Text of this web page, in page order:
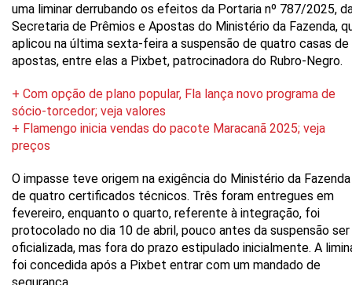
uma liminar derrubando os efeitos da Portaria nº 787/2025,
Secretaria de Prêmios e Apostas do Ministério da Fazenda,
aplicou na última sexta-feira a suspensão de quatro casas de
apostas, entre elas a Pixbet, patrocinadora do Rubro-Negro.
+ Com opção de plano popular, Fla lança novo programa de
sócio-torcedor; veja valores
+ Flamengo inicia vendas do pacote Maracanã 2025; veja
preços
O impasse teve origem na exigência do Ministério da Fazenda
de quatro certificados técnicos. Três foram entregues em
fevereiro, enquanto o quarto, referente à integração, foi
protocolado no dia 10 de abril, pouco antes da suspensão ser
oficializada, mas fora do prazo estipulado inicialmente. A
foi concedida após a Pixbet entrar com um mandado de